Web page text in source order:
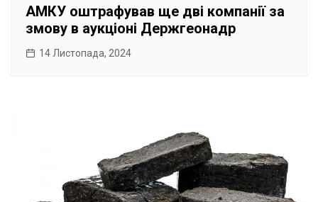
АМКУ оштрафував ще дві компанії за
змову в аукціоні Держгеонадр
14 Листопада, 2024